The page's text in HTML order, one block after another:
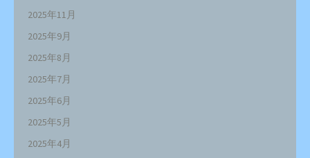
2025年11月
2025年9月
2025年8月
2025年7月
2025年6月
2025年5月
2025年4月